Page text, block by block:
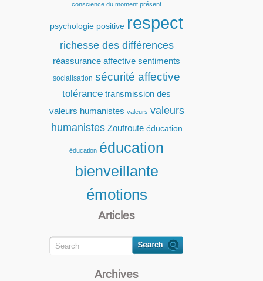
conscience du moment présent
psychologie positive respect
richesse des différences
réassurance affective sentiments
socialisation sécurité affective
tolérance transmission des
valeurs humanistes valeurs valeurs
humanistes Zoufroute éducation
éducation éducation
bienveillante
émotions
Articles
Archives